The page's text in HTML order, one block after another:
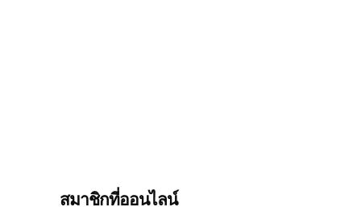
สมาชิกที่ออนไลน์